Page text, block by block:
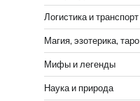
Логистика и транспорт
Магия, эзотерика, таро
Мифы и легенды
Наука и природа